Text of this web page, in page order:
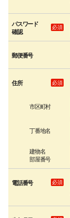
パスワード
確認
必須
郵便番号
住所 必須
市区町村
丁番地名
建物名
部屋番号
電話番号 必須